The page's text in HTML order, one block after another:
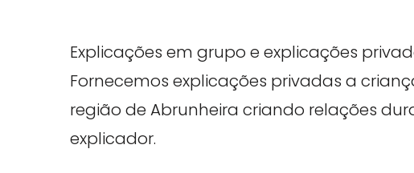
Explicações em grupo e explicações
Fornecemos explicações privadas a
região de Abrunheira criando relações
explicador.